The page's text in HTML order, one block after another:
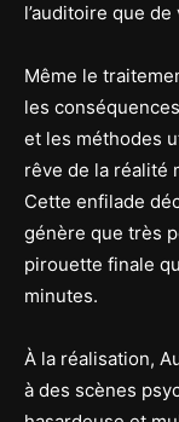
l’auditoire que
Même le
les
et les méthodes
rêve de la réalité
Cette enfilade
génère que très
pirouette finale
minutes.
À la réalisation,
à des scènes